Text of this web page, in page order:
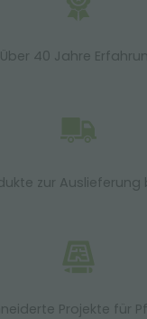
Über 40 Jahre
zur Auslieferung
Projekte für